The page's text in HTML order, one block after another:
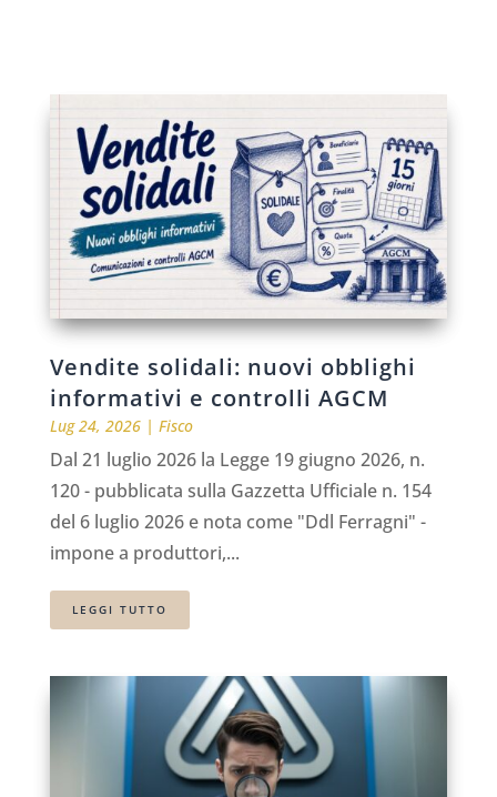
Vendite solidali: nuovi obblighi
informativi e controlli AGCM
Lug 24, 2026| Fisco
Dal 21 luglio 2026 la Legge 19 giugno 2026, n.
120 - pubblicata sulla Gazzetta Ufficiale n. 154
del 6 luglio 2026 e nota come "Ddl Ferragni" -
impone a produttori,...
LEGGI TUTTO